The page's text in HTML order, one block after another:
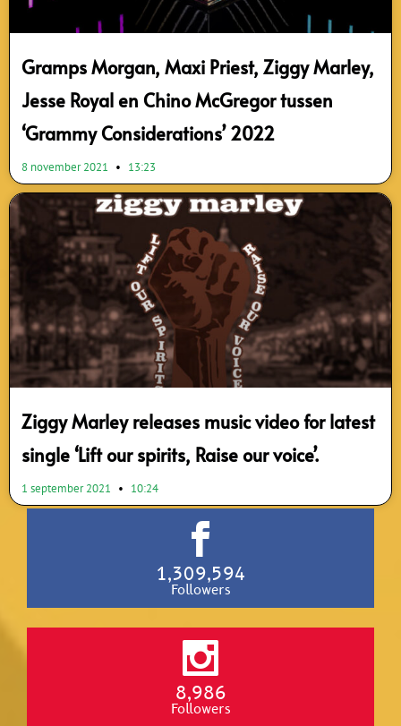
Gramps Morgan, Maxi Priest, Ziggy Marley,
Jesse Royal en Chino McGregor tussen
‘Grammy Considerations’ 2022
8 november 2021 13:23
Ziggy Marley releases music video for latest
single ‘Lift our spirits, Raise our voice’.
1 september 2021 10:24
1,309,594
Followers
8,986
Followers